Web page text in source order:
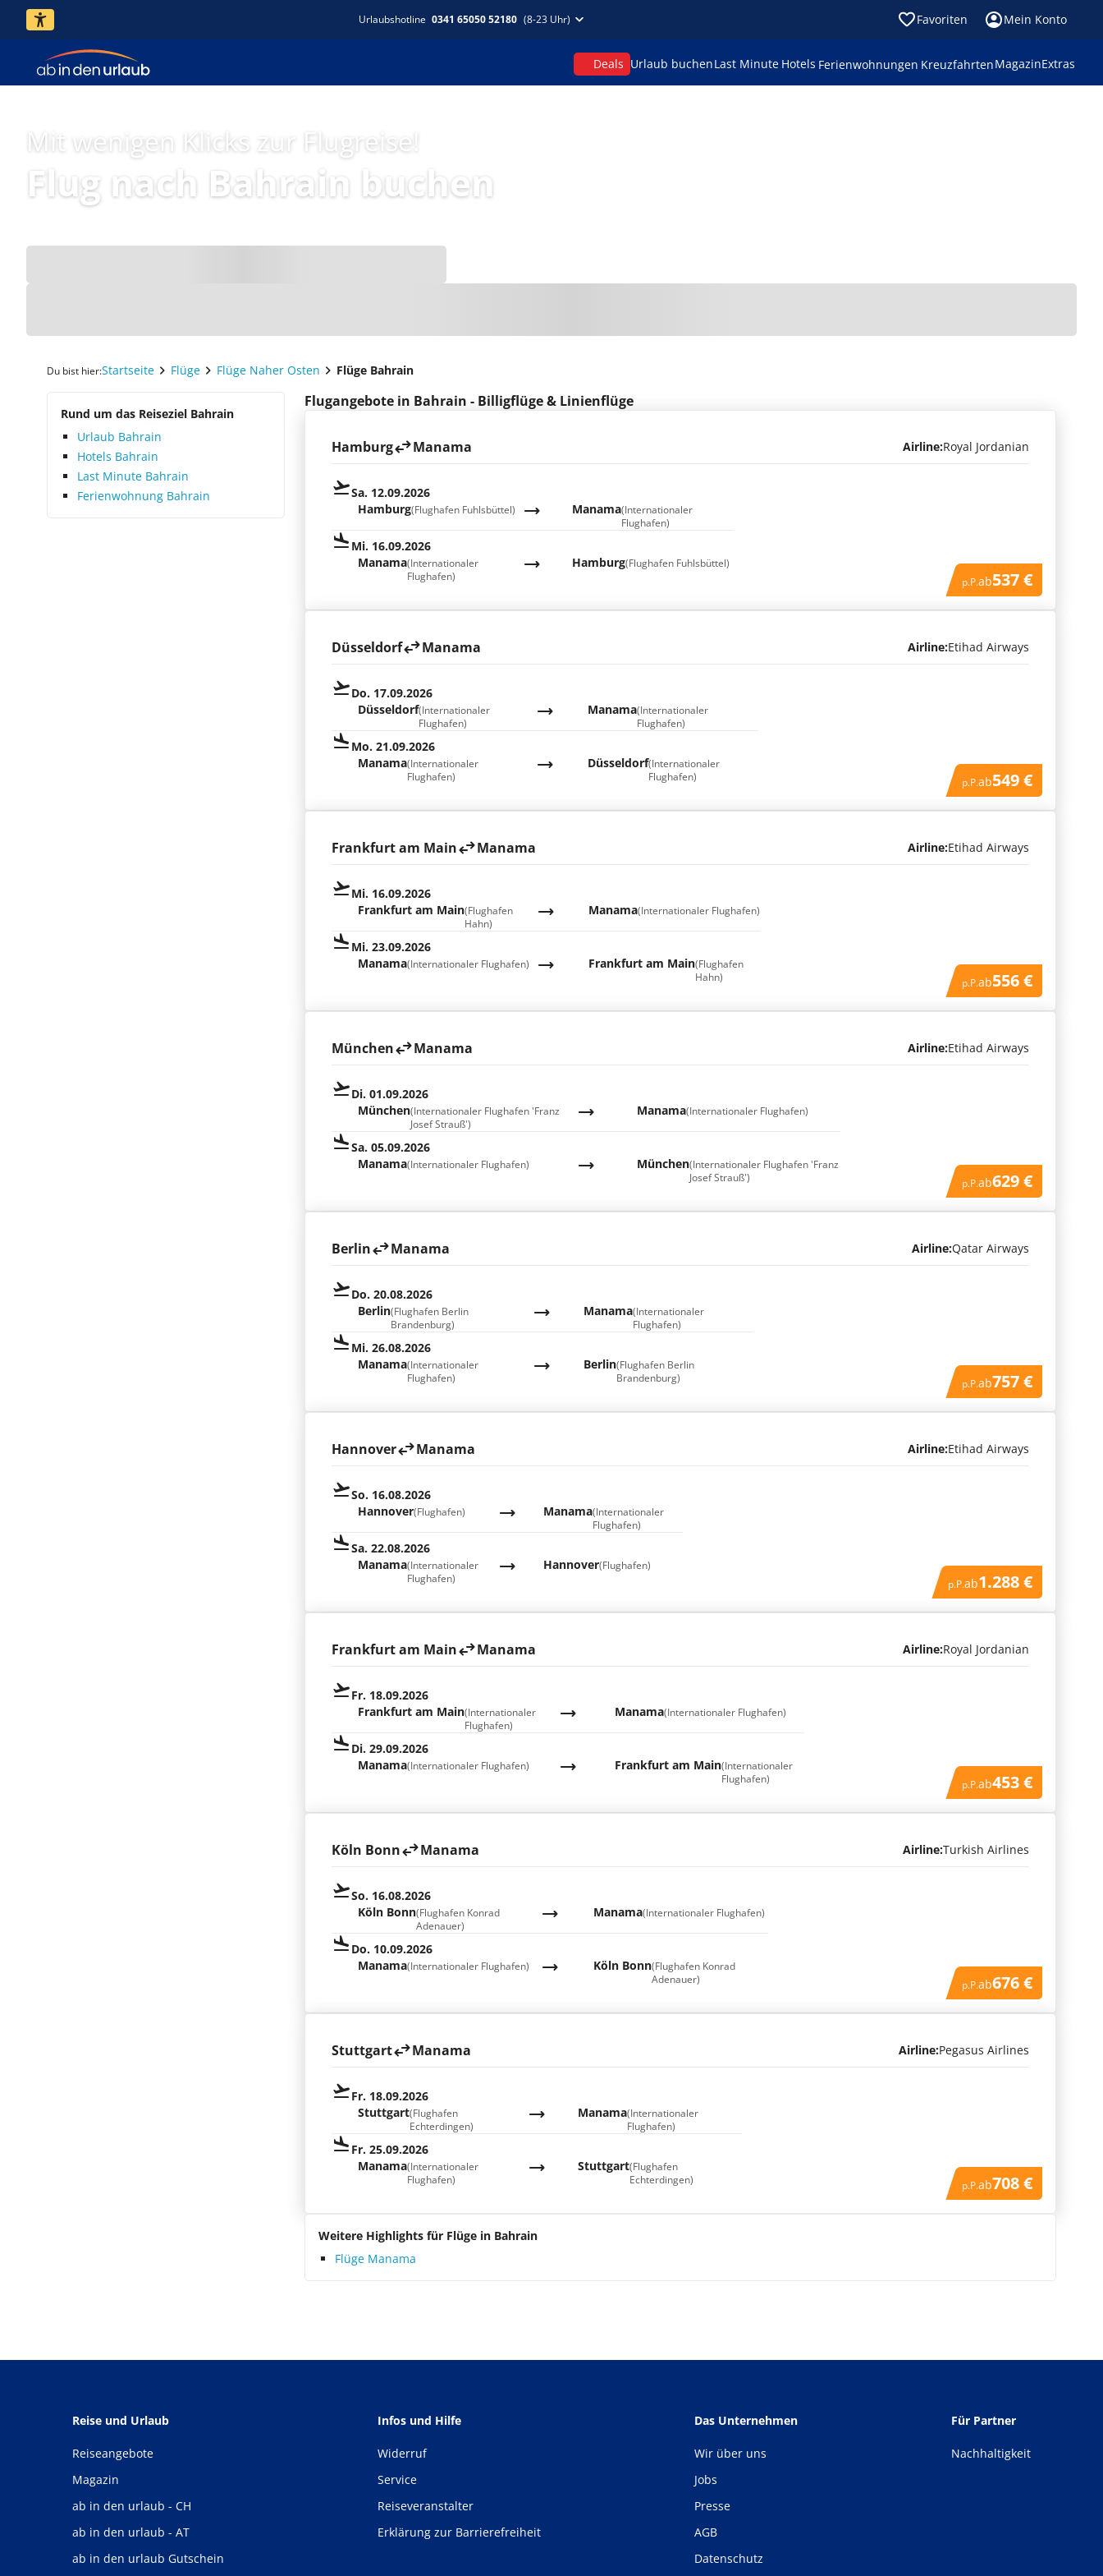
Urlaubshotline 0341 65050 52180 (8-23 Uhr) Favoriten Mein Konto
Deals Urlaub buchenLast Minute Hotels Ferienwohnungen KreuzfahrtenMagazinExtras
Mit wenigen Klicks zur Flugreise!
Flug nach Bahrain buchen
Du bist hier:Startseite Flüge Flüge Naher Osten Flüge Bahrain
Rund um das Reiseziel Bahrain
Urlaub Bahrain
Hotels Bahrain
Last Minute Bahrain
Ferienwohnung Bahrain
Flugangebote in Bahrain - Billigflüge & Linienflüge
Hamburg Manama Airline:Royal Jordanian
Sa. 12.09.2026
Hamburg(Flughafen Fuhlsbüttel) Manama(Internationaler
Flughafen)
Mi. 16.09.2026
Hamburg(Flughafen Fuhlsbüttel)
Manama(Internationaler
Flughafen)
p.P.ab537 €
Düsseldorf Manama Airline:Etihad Airways
Do. 17.09.2026
Düsseldorf(Internationaler
Flughafen)
Manama(Internationaler
Flughafen)
Mo. 21.09.2026
Düsseldorf(Internationaler
Flughafen)
Manama(Internationaler
Flughafen)
p.P.ab549 €
Frankfurt am Main Manama Airline:Etihad Airways
Mi. 16.09.2026
Frankfurt am Main(Flughafen
Hahn)
Manama(Internationaler Flughafen)
Mi. 23.09.2026
Frankfurt am Main(Flughafen
Hahn)
Manama(Internationaler Flughafen)
p.P.ab556 €
München Manama Airline:Etihad Airways
Di. 01.09.2026
München(Internationaler Flughafen 'Franz
Josef Strauß')
Manama(Internationaler Flughafen)
Sa. 05.09.2026
München(Internationaler Flughafen 'Franz
Josef Strauß')
Manama(Internationaler Flughafen)
p.P.ab629 €
Berlin Manama Airline:Qatar Airways
Do. 20.08.2026
Berlin(Flughafen Berlin
Brandenburg)
Manama(Internationaler
Flughafen)
Mi. 26.08.2026
Berlin(Flughafen Berlin
Brandenburg)
Manama(Internationaler
Flughafen)
p.P.ab757 €
Hannover Manama Airline:Etihad Airways
So. 16.08.2026
Hannover(Flughafen) Manama(Internationaler
Flughafen)
Sa. 22.08.2026
Hannover(Flughafen)
Manama(Internationaler
Flughafen)
p.P.ab1.288 €
Frankfurt am Main Manama Airline:Royal Jordanian
Fr. 18.09.2026
Frankfurt am Main(Internationaler
Flughafen)
Manama(Internationaler Flughafen)
Di. 29.09.2026
Frankfurt am Main(Internationaler
Flughafen)
Manama(Internationaler Flughafen)
p.P.ab453 €
Köln Bonn Manama Airline:Turkish Airlines
So. 16.08.2026
Köln Bonn(Flughafen Konrad
Adenauer)
Manama(Internationaler Flughafen)
Do. 10.09.2026
Köln Bonn(Flughafen Konrad
Adenauer)
Manama(Internationaler Flughafen)
p.P.ab676 €
Stuttgart Manama Airline:Pegasus Airlines
Fr. 18.09.2026
Stuttgart(Flughafen
Echterdingen)
Manama(Internationaler
Flughafen)
Fr. 25.09.2026
Stuttgart(Flughafen
Echterdingen)
Manama(Internationaler
Flughafen)
p.P.ab708 €
Weitere Highlights für Flüge in Bahrain
Flüge Manama
Reise und Urlaub
Reiseangebote
Magazin
ab in den urlaub - CH
ab in den urlaub - AT
ab in den urlaub Gutschein
Infos und Hilfe
Widerruf
Service
Reiseveranstalter
Erklärung zur Barrierefreiheit
Das Unternehmen
Wir über uns
Jobs
Presse
AGB
Datenschutz
Für Partner
Nachhaltigkeit